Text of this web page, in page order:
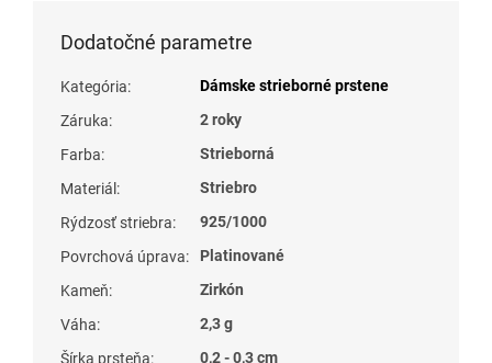
Dodatočné parametre
Kategória:
Dámske strieborné prstene
Záruka:
2 roky
Farba:
Strieborná
Materiál :
Striebro
Rýdzosť striebra:
925/1000
Povrchová úprava:
Platinované
Kameň:
Zirkón
Váha:
2,3 g
Šírka prsteňa: 0,2 - 0,3 cm